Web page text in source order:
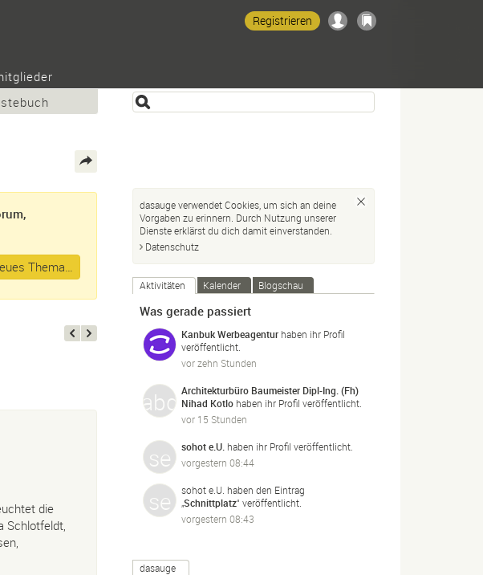
Registrieren
Thema…
die
Schlotfeldt,
dasauge verwendet Cookies, um sich an deine
Vorgaben zu erinnern. Durch Nutzung unserer
Dienste erklärst du dich damit einverstanden.
Datenschutz
Aktivitäten Kalender Blogschau
Was gerade passiert
Kanbuk Werbeagentur haben ihr Profil
veröffentlicht.
vor zehn Stunden
Architekturbüro Baumeister Dipl-Ing. (Fh)
Nihad Kotlo haben ihr Profil veröffentlicht.
vor 15 Stunden
sohot e.U. haben ihr Profil veröffentlicht.
vorgestern 08:44
sohot e.U. haben den Eintrag
„Schnittplatz“ veröffentlicht.
vorgestern 08:43
dasauge